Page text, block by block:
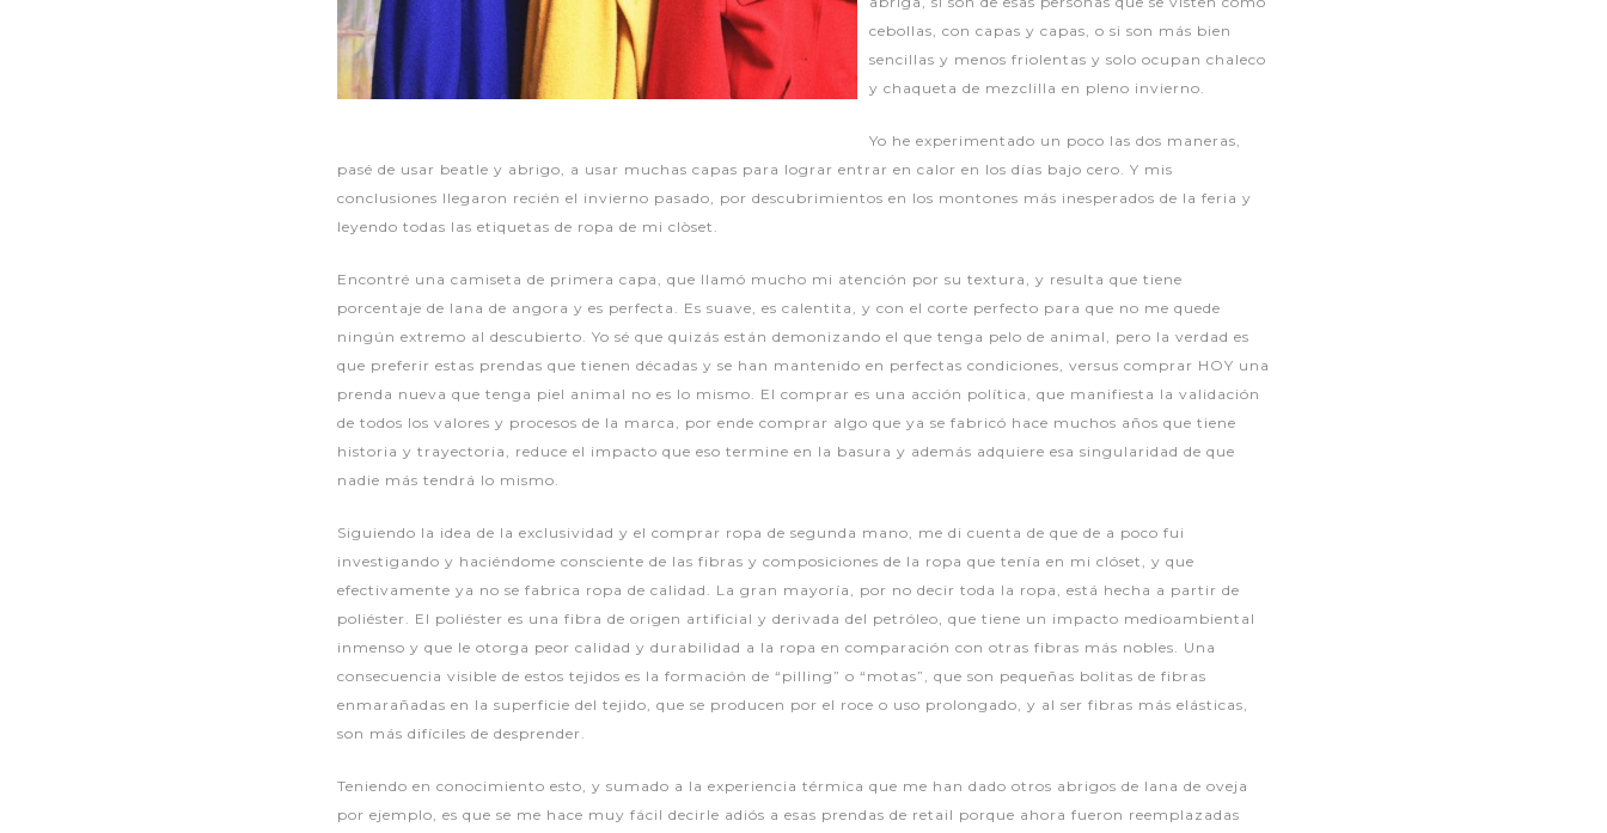
cebollas, con capas y capas, o si son más bien
sencillas y menos friolentas y solo ocupan chaleco
y chaqueta de mezclilla en pleno invierno.
Yo he experimentado un poco las dos maneras,
pasé de usar beatle y abrigo, a usar muchas capas para lograr entrar en calor en los días bajo cero. Y mis
conclusiones llegaron recién el invierno pasado, por descubrimientos en los montones más inesperados de la feria y
leyendo todas las etiquetas de ropa de mi clòset.
Encontré una camiseta de primera capa, que llamó mucho mi atención por su textura, y resulta que tiene
porcentaje de lana de angora y es perfecta. Es suave, es calentita, y con el corte perfecto para que no me quede
ningún extremo al descubierto. Yo sé que quizás están demonizando el que tenga pelo de animal, pero la verdad es
que preferir estas prendas que tienen décadas y se han mantenido en perfectas condiciones, versus comprar HOY una
prenda nueva que tenga piel animal no es lo mismo. El comprar es una acción política, que manifiesta la validación
de todos los valores y procesos de la marca, por ende comprar algo que ya se fabricó hace muchos años que tiene
historia y trayectoria, reduce el impacto que eso termine en la basura y además adquiere esa singularidad de que
nadie más tendrá lo mismo.
Siguiendo la idea de la exclusividad y el comprar ropa de segunda mano, me di cuenta de que de a poco fui
investigando y haciéndome consciente de las fibras y composiciones de la ropa que tenía en mi clóset, y que
efectivamente ya no se fabrica ropa de calidad. La gran mayoría, por no decir toda la ropa, está hecha a partir de
poliéster. El poliéster es una fibra de origen artificial y derivada del petróleo, que tiene un impacto medioambiental
inmenso y que le otorga peor calidad y durabilidad a la ropa en comparación con otras fibras más nobles. Una
consecuencia visible de estos tejidos es la formación de “pilling” o “motas”, que son pequeñas bolitas de fibras
enmarañadas en la superficie del tejido, que se producen por el roce o uso prolongado, y al ser fibras más elásticas,
son más difíciles de desprender.
Teniendo en conocimiento esto, y sumado a la experiencia térmica que me han dado otros abrigos de lana de oveja
por ejemplo, es que se me hace muy fácil decirle adiós a esas prendas de retail porque ahora fueron reemplazadas